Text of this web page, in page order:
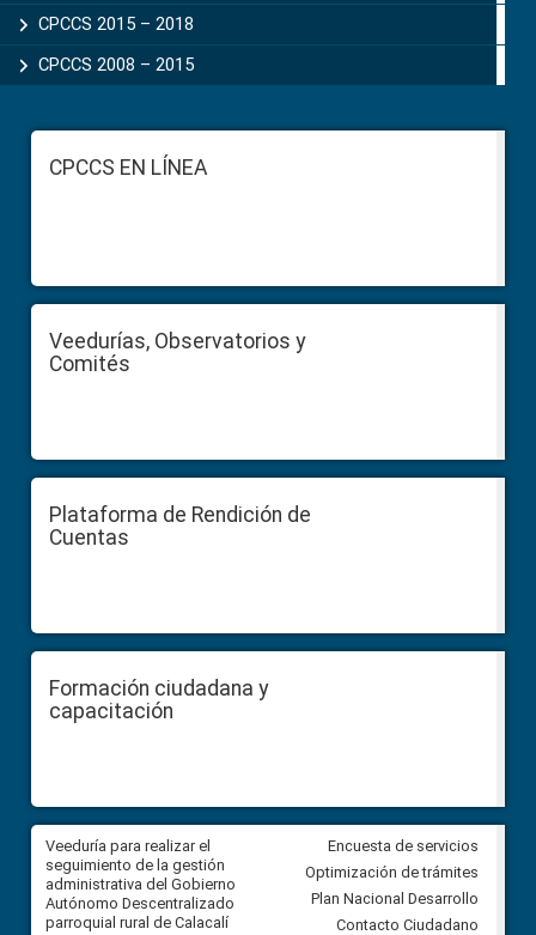
CPCCS 2015 – 2018
CPCCS 2008 – 2015
FooterCPCCS EN LÍNEA
Veedurías, Observatorios y
Comités
Plataforma de Rendición de
Cuentas
Formación ciudadana y
capacitación
Veeduría para realizar el
seguimiento de la gestión
administrativa del Gobierno
Autónomo Descentralizado
parroquial rural de Calacalí
Veeduría para vigilar los
derivados de la Audiencia
entre el GAD de Ibarra y la
comunidad Urbina, parroquia
Carolina
Encuesta de servicios
Optimización de trámites
Plan Nacional Desarrollo
Contacto Ciudadano